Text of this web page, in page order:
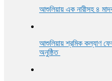
আশুলিয়ায় এক নারীসহ ৪
আশুলিয়ায় শ্রমিক কল্যাণ
অনুষ্ঠিত